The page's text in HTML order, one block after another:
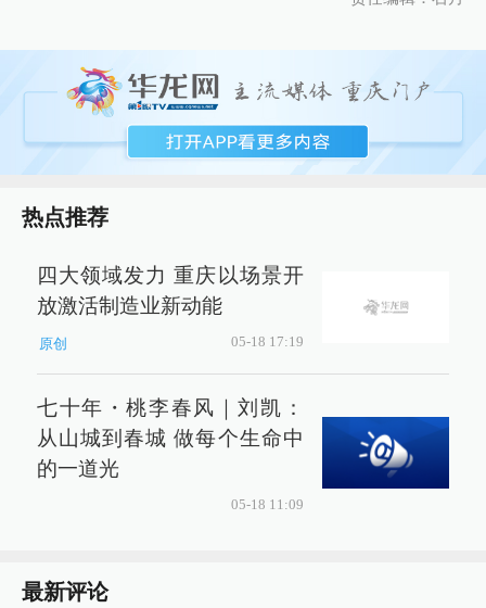
热点推荐
四大领域发力 重庆以场景开
放激活制造业新动能
原创 05-18 17:19
七十年・桃李春风｜刘凯：
从山城到春城 做每个生命中
的一道光
05-18 11:09
最新评论